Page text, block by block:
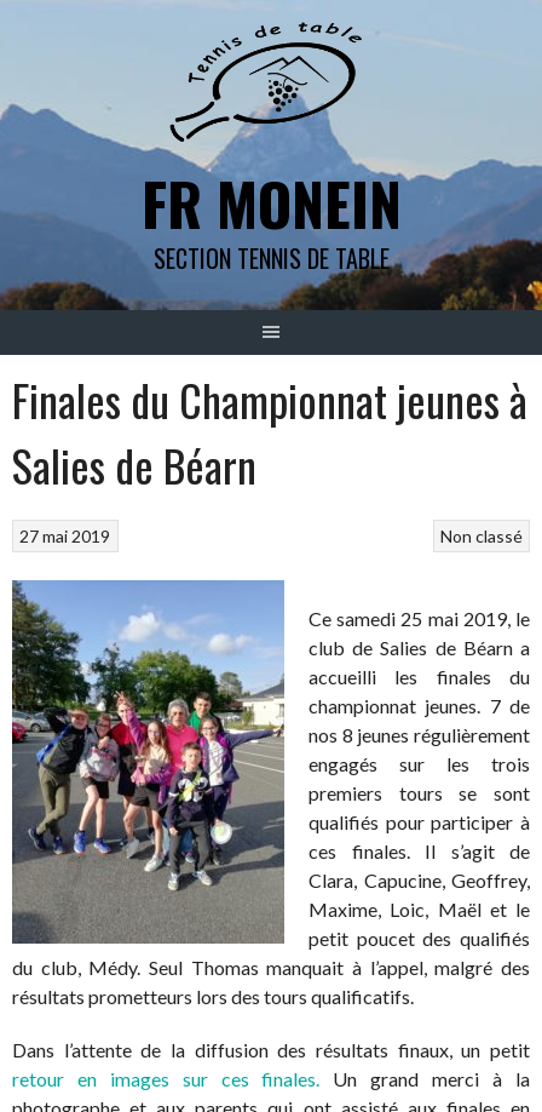
FR MONEIN
SECTION TENNIS DE TABLE
Finales du Championnat jeunes à
Salies de Béarn
Non classé
27 mai 2019
Ce samedi 25 mai 2019, le
club de Salies de Béarn a
accueilli les finales du
championnat jeunes. 7 de
nos 8 jeunes régulièrement
engagés sur les trois
premiers tours se sont
qualifiés pour participer à
ces finales. Il s’agit de
Clara, Capucine, Geoffrey,
Maxime, Loic, Maël et le
petit poucet des qualifiés
du club, Médy. Seul Thomas manquait à l’appel, malgré des
résultats prometteurs lors des tours qualificatifs.
Dans l’attente de la diffusion des résultats finaux, un petit
retour en images sur ces finales.
Un grand merci à la
photographe et aux parents qui ont assisté aux finales en